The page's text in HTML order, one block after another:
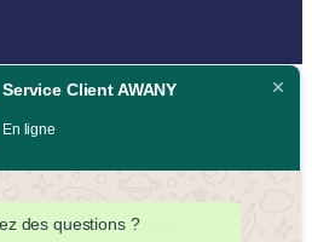
offerte à partir de
partout au Maroc sous
Service Client AWANY
En ligne
des questions ?